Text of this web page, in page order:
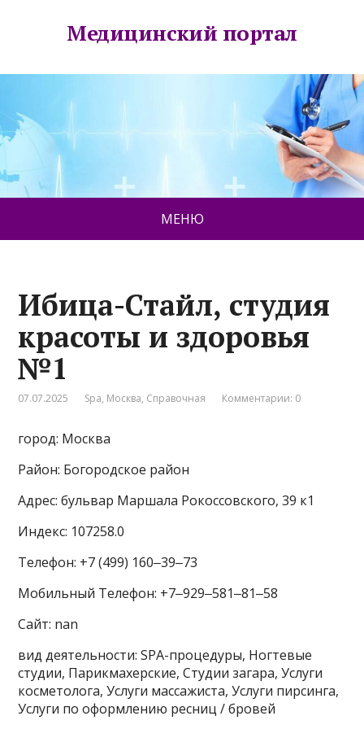
Медицинский портал
МЕНЮ
Ибица-Стайл, студия
красоты и здоровья
№1
07.07.2025 Spa, Москва, Справочная Комментарии: 0
город: Москва
Район: Богородское район
Адрес: бульвар Маршала Рокоссовского, 39 к1
Индекс: 107258.0
Телефон: +7 (499) 160‒39‒73
Мобильный Телефон: +7‒929‒581‒81‒58
Сайт: nan
вид деятельности: SPA-процедуры, Ногтевые
студии, Парикмахерские, Студии загара, Услуги
косметолога, Услуги массажиста, Услуги пирсинга,
Услуги по оформлению ресниц / бровей